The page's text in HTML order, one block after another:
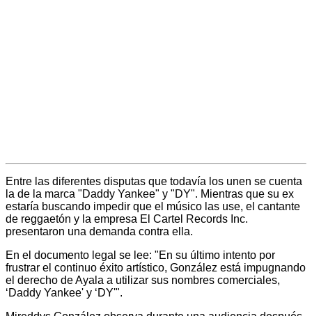
Entre las diferentes disputas que todavía los unen se cuenta
la de la marca "Daddy Yankee" y "DY". Mientras que su ex
estaría buscando impedir que el músico las use, el cantante
de reggaetón y la empresa El Cartel Records Inc.
presentaron una demanda contra ella.
En el documento legal se lee: "En su último intento por
frustrar el continuo éxito artístico, González está impugnando
el derecho de Ayala a utilizar sus nombres comerciales,
‘Daddy Yankee' y ‘DY'".